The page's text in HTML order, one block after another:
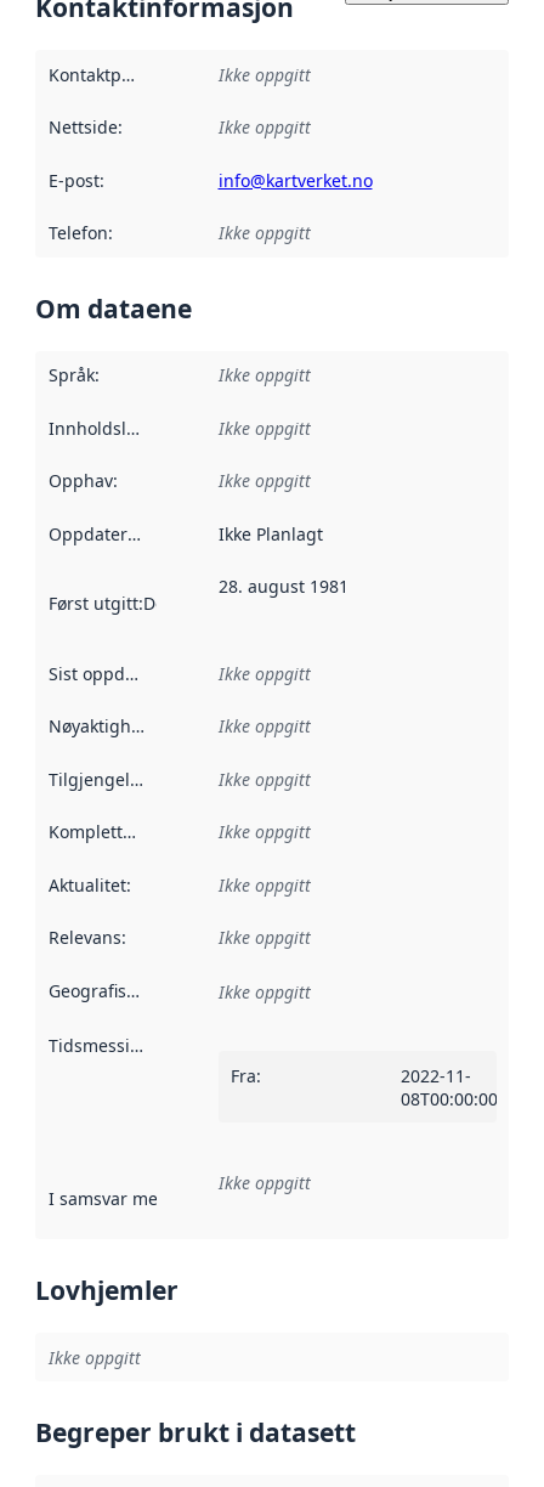
Kontaktinformasjon
Kontaktpunkt Ikke oppgitt
Nettside: Ikke oppgitt
E-post: info@kartverket.no
Telefon: Ikke oppgitt
Om dataene
Språk: Ikke oppgitt
Innholdsleverandører :
Ikke oppgitt
Opphav: Ikke oppgitt
Oppdateringsfrekvens :
Ikke Planlagt
Først utgitt:Denne datoen sier når dataene i dette
28. august 1981
Sist oppdatert Ikke oppgitt
Nøyaktighet Ikke oppgitt
Tilgjengelighet Ikke oppgitt
Kompletthet Ikke oppgitt
Aktualitet: Ikke oppgitt
Relevans: Ikke oppgitt
Geografisk avgrensning :
Ikke oppgitt
Tidsmessig avgrensning
Fra:
2022-11-
08T00:00:00Z
I samsvar med Referanse til en implementasjonsregel
Ikke oppgitt
Lovhjemler
Ikke oppgitt
Begreper brukt i datasett